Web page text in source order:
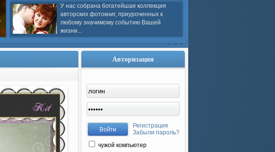
У нас собрана богатейшая коллекция
авторских фотокниг, приуроченных к
любому значимому событию Вашей
жизни...
Авторизация
Регистрация
Забыли пароль?
чужой компьютер